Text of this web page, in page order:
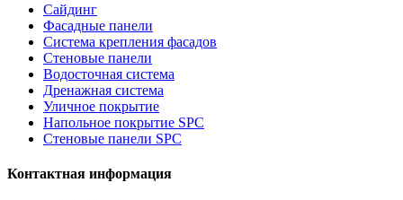
Сайдинг
Фасадные панели
Система крепления фасадов
Стеновые панели
Водосточная система
Дренажная система
Уличное покрытие
Напольное покрытие SPC
Стеновые панели SPC
Контактная информация